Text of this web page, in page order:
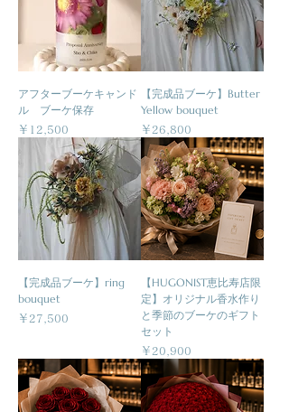
アフターブーケキャンド
ル ブーケ保存
価格
￥12,500
【完成品ブーケ】Butter
Yellow bouquet
価格
￥26,800
【完成品ブーケ】ring
bouquet
価格
￥27,500
【HUGONIST恵比寿店限
定】オリジナル香水作り
と季節のブーケのギフト
セット
価格
￥20,900